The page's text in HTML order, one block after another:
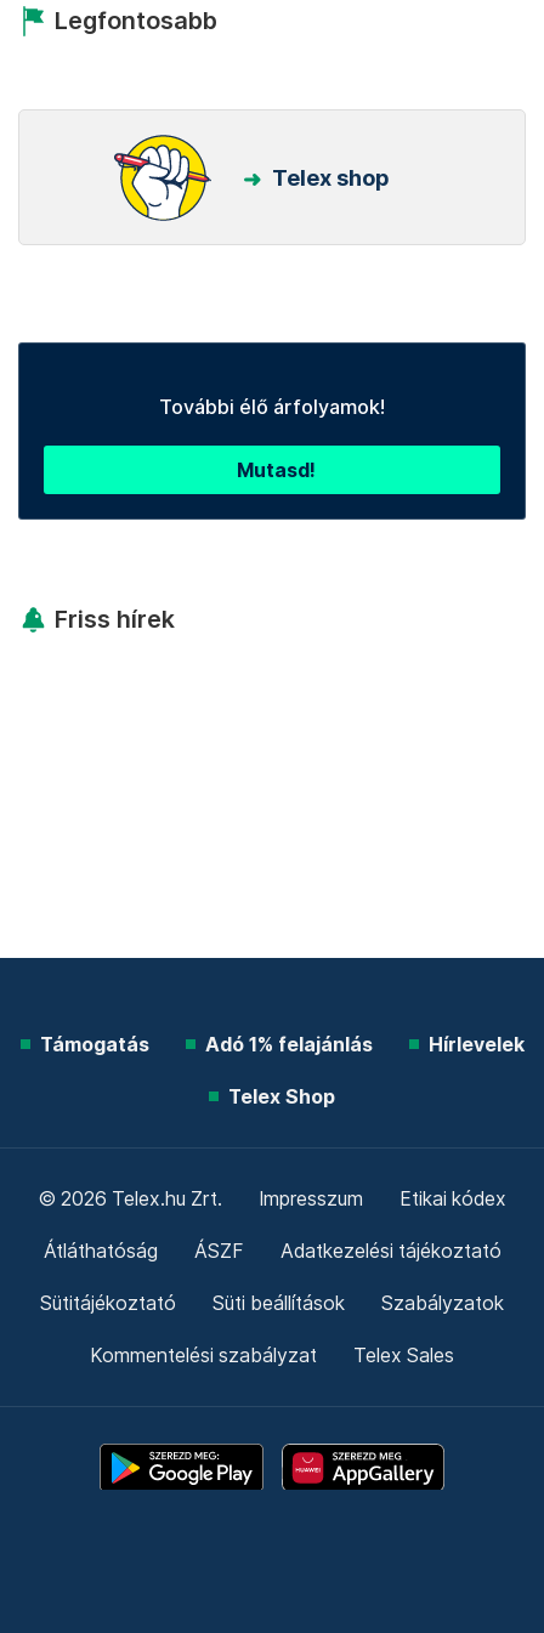
Legfontosabb
Telex shop
További élő árfolyamok!
Mutasd!
Friss hírek
Támogatás Adó 1% felajánlás Hírlevelek
Telex Shop
© 2026 Telex.hu Zrt. Impresszum Etikai kódex
Átláthatóság ÁSZF Adatkezelési tájékoztató
Sütitájékoztató Süti beállítások Szabályzatok
Kommentelési szabályzat Telex Sales